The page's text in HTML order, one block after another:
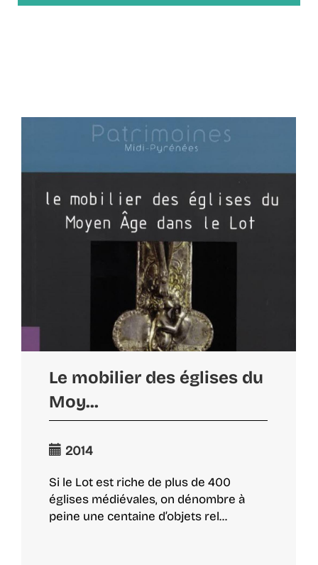
Le mobilier des églises du
Moy...
2014
Si le Lot est riche de plus de 400
églises médiévales, on dénombre à
peine une centaine d’objets rel...